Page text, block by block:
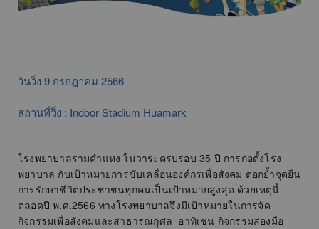
วันวิ่ง 9 กรกฎาคม 2566
สถานที่วิ่ง : Indoor Stadium Huamark
โรงพยาบาลรามคำแหง ในวาระครบรอบ 35 ปี การก่อตั้งโรง
พยาบาล กับเป้าหมายการขับเคลื่อนองค์กรเพื่อสังคม ตอกย้ำจุดยืน
การรักษาชีวิตประชาชนทุกคนเป็นเป้าหมายสูงสุด ด้วยเหตุนี้
ตลอดปี พ.ศ.2566 ทางโรงพยาบาลจึงมีเป้าหมายในการจัด
กิจกรรมเพื่อสังคมและสาธารณกุศล อาทิเช่น กิจกรรมสองมือ